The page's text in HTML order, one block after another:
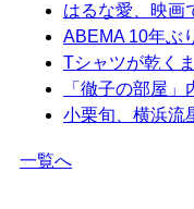
はるな愛、映画
ABEMA 10年ぶ
Tシャツが乾く
「徹子の部屋
小栗旬、横浜流
一覧へ